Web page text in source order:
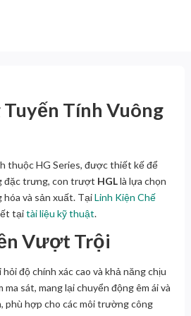
Tính Vuông
thuộc HG Series, được thiết kế để
đặc trưng, con trượt HGLlà lựa chọn
hóa và sản xuất. TạiLinh Kiện Chế
tạitài liệu kỹ thuật.
Vượt Trội
độ chính xác cao và khả năng chịu
ma sát, mang lại chuyển động êm ái và
phù hợp cho các môi trường công